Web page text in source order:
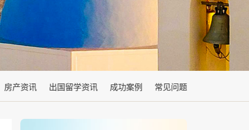
房产资讯 出国留学资讯 成功案例 常见问题